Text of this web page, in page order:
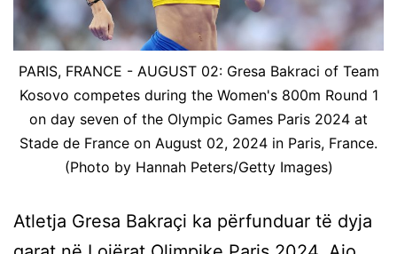
PARIS, FRANCE - AUGUST 02: Gresa Bakraci of Team
Kosovo competes during the Women's 800m Round 1
on day seven of the Olympic Games Paris 2024 at
Stade de France on August 02, 2024 in Paris, France.
(Photo by Hannah Peters/Getty Images)
Atletja Gresa Bakraçi ka përfunduar të dyja